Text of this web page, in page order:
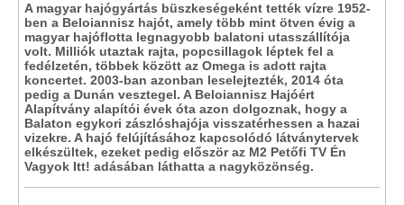
A magyar hajógyártás büszkeségeként tették vízre 1952-
ben a Beloiannisz hajót, amely több mint ötven évig a
magyar hajóflotta legnagyobb balatoni utasszállítója
volt. Milliók utaztak rajta, popcsillagok léptek fel a
fedélzetén, többek között az Omega is adott rajta
koncertet. 2003-ban azonban leselejtezték, 2014 óta
pedig a Dunán vesztegel. A Beloiannisz Hajóért
Alapítvány alapítói évek óta azon dolgoznak, hogy a
Balaton egykori zászlóshajója visszatérhessen a hazai
vizekre. A hajó felújításához kapcsolódó látványtervek
elkészültek, ezeket pedig először az M2 Petőfi TV Én
Vagyok Itt! adásában láthatta a nagyközönség.